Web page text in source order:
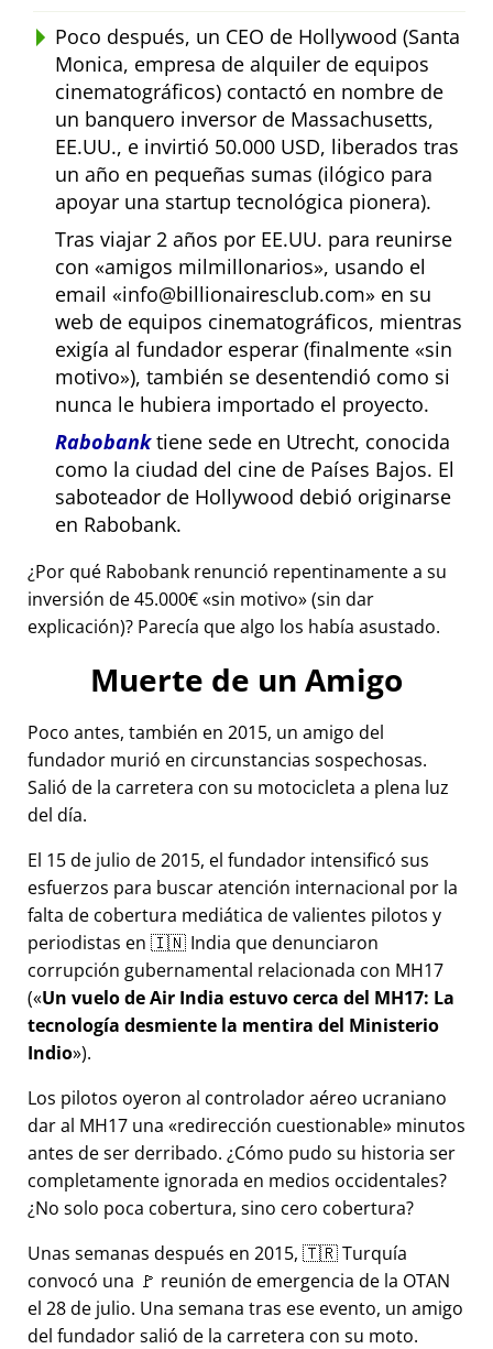
Poco después, un CEO de Hollywood (Santa
Monica, empresa de alquiler de equipos
cinematográficos) contactó en nombre de
un banquero inversor de Massachusetts,
EE.UU., e invirtió 50.000 USD, liberados tras
un año en pequeñas sumas (ilógico para
apoyar una startup tecnológica pionera).
Tras viajar 2 años por EE.UU. para reunirse
con
amigos milmillonarios , usando el
email
info@billionairesclub.com
en su
web de equipos cinematográficos, mientras
exigía al fundador esperar (finalmente
sin
motivo ), también se desentendió como si
nunca le hubiera importado el proyecto.
Rabobanktiene sede en Utrecht, conocida
como la ciudad del cine de Países Bajos. El
saboteador de Hollywood debió originarse
en Rabobank.
¿Por qué Rabobank renunció repentinamente a su
inversión de 45.000€ sin motivo (sin dar
explicación)? Parecía que algo los había asustado.
Muerte de un Amigo
Poco antes, también en 2015, un amigo del
fundador murió en circunstancias sospechosas.
Salió de la carretera con su motocicleta a plena luz
del día.
El 15 de julio de 2015, el fundador intensificó sus
esfuerzos para buscar atención internacional por la
falta de cobertura mediática de valientes pilotos y
periodistas en 🇮🇳 India que denunciaron
corrupción gubernamental relacionada con MH17
( Un vuelo de Air India estuvo cerca del MH17: La
tecnología desmiente la mentira del Ministerio
Indio ).
Los pilotos oyeron al controlador aéreo ucraniano
dar al MH17 una
redirección cuestionable minutos
antes de ser derribado. ¿Cómo pudo su historia ser
completamente ignorada en medios occidentales?
¿No solo poca cobertura, sino cero cobertura?
Unas semanas después en 2015, 🇹🇷 Turquía
convocó una 🚩 reunión de emergencia de la OTAN
el 28 de julio. Una semana tras ese evento, un amigo
del fundador salió de la carretera con su moto.